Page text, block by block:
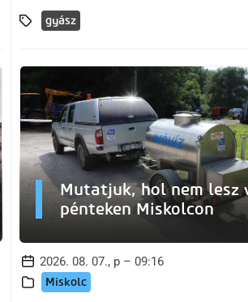
gyász
Mutatjuk, hol nem lesz
pénteken Miskolcon
2026. 08. 07., p – 09:16
Miskolc